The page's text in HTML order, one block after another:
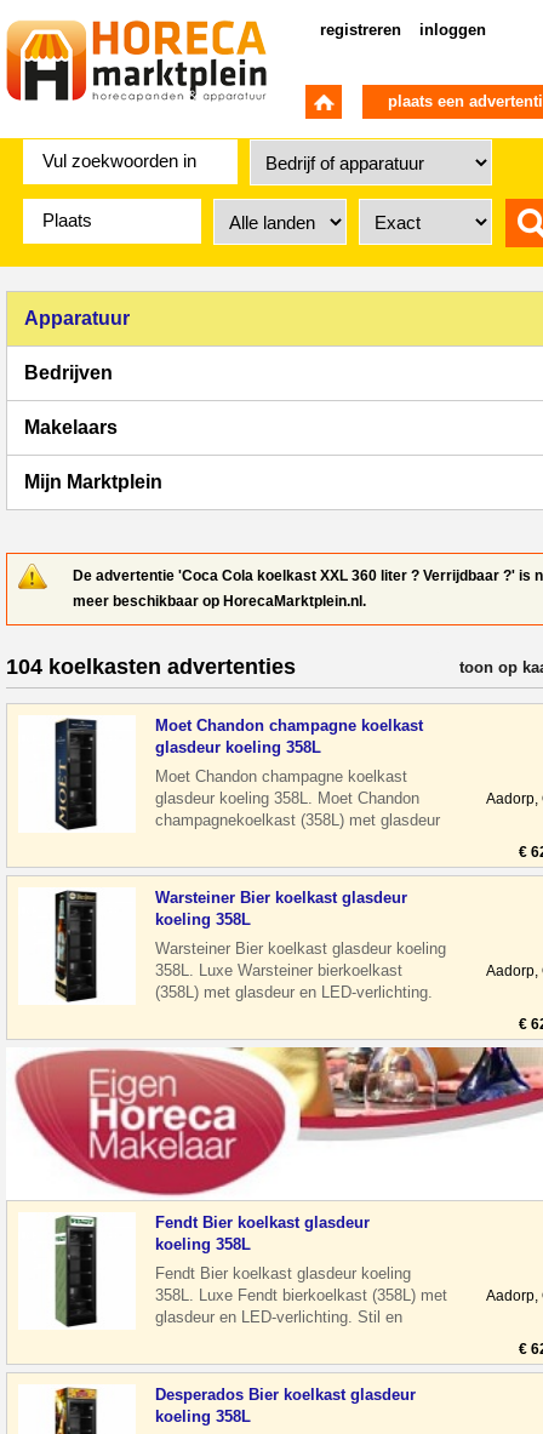
registreren inloggen
plaats een
Apparatuur
Bedrijven
Makelaars
Mijn Marktplein
De advertentie 'Coca Cola koelkast XXL 360 liter ? Verrijdbaar ?' is
meer beschikbaar op HorecaMarktplein.nl.
104 koelkasten advertenties verfijn
toon op
Moet Chandon champagne koelkast
glasdeur koeling 358L
Moet Chandon champagne koelkast
glasdeur koeling 358L. Moet Chandon
champagnekoelkast (358L) met glasdeur
Aadorp,
€
Warsteiner Bier koelkast glasdeur
koeling 358L
Warsteiner Bier koelkast glasdeur koeling
358L. Luxe Warsteiner bierkoelkast
(358L) met glasdeur en LED-verlichting.
Aadorp,
€
Fendt Bier koelkast glasdeur
koeling 358L
Fendt Bier koelkast glasdeur koeling
358L. Luxe Fendt bierkoelkast (358L) met
glasdeur en LED-verlichting. Stil en
Aadorp,
€
Desperados Bier koelkast glasdeur
koeling 358L